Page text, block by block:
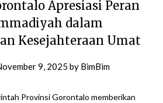
Apresiasi Peran
dalam
Kesejahteraan Umat
9, 2025 by BimBim
Provinsi Gorontalo memberikan